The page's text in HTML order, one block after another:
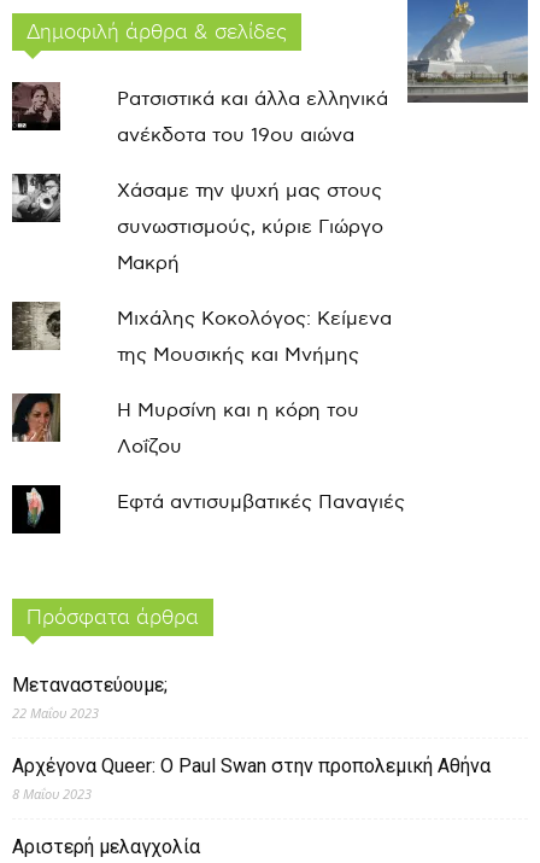
Δημοφιλή άρθρα & σελίδες
Ρατσιστικά και άλλα ελληνικά
ανέκδοτα του 19ου αιώνα
Χάσαμε την ψυχή μας στους
συνωστισμούς, κύριε Γιώργο
Μακρή
Μιχάλης Κοκολόγος: Κείμενα
της Μουσικής και Μνήμης
Η Μυρσίνη και η κόρη του
Λοΐζου
Εφτά αντισυμβατικές Παναγιές
Πρόσφατα άρθρα
Μεταναστεύουμε;
22 Μαΐου 2023
Αρχέγονα Queer: O Paul Swan στην προπολεμική Αθήνα
8 Μαΐου 2023
Αριστερή μελαγχολία